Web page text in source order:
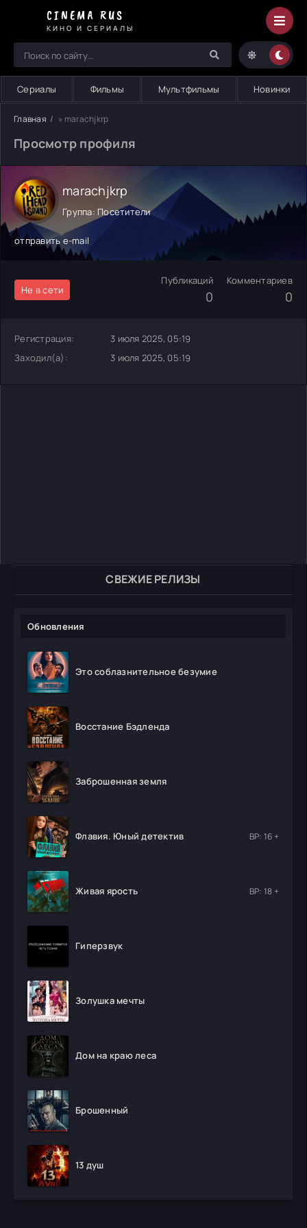
CINEMA RUS
КИНО И СЕРИАЛЫ
Сериалы Фильмы Мультфильмы Новинки
СВЕЖИЕ РЕЛИЗЫ
Обновления
Это соблазнительное безумие
Восстание Бэдленда
Заброшенная земля
Флавия. Юный детектив ВР: 16 +
Живая ярость ВР: 18 +
Гиперзвук
Золушка мечты
Дом на краю леса
Брошенный
13 душ
Главная » marachjkrp
Просмотр профиля
marachjkrp
Группа: Посетители
отправить e-mail
Не в сети
Публикаций
0
Комментариев
0
Регистрация:
3 июля 2025, 05:19
Заходил(а):
3 июля 2025, 05:19